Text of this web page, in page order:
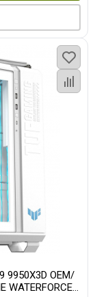
9950X3D OEM/
WATERFORCE